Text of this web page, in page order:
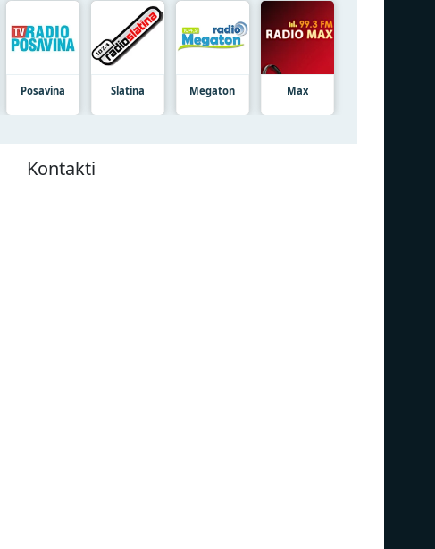
Posavina Slatina Megaton Max
Kontakti